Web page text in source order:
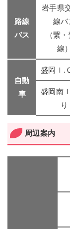
路線
バス
岩手県
線バ
（繋
線）
自動
車
盛岡Ｉ.
盛岡南
り
周辺案内